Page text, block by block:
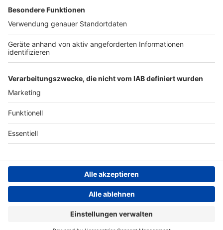
Archiv
ANTENNE BAYERN GROUP
Stiftung ANTENNE BAYERN
hilft
Teilnahmebedingungen
Grounding Page ANTENNE
BAYERN
Datenschutz­erklärung
einstellungen
Persönliche Datenkontrolle
ANTENNE BAYERN Live